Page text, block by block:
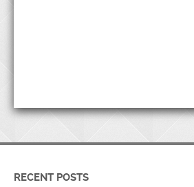
RECENT POSTS